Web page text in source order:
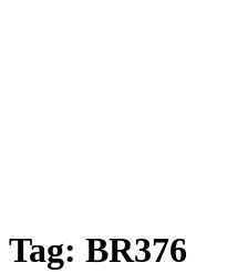
Tag: BR376